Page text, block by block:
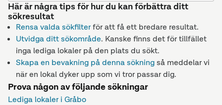
Här är några tips för hur du kan förbättra ditt
sökresultat
Rensa valda sökfilterför att få ett bredare resultat.
Utvidga ditt sökområde. Kanske finns det för tillfället
inga lediga lokaler på den plats du sökt.
Skapa en bevakning på denna sökningså meddelar vi
när en lokal dyker upp som vi tror passar dig.
Prova någon av följande sökningar
Lediga lokaler i Gråbo